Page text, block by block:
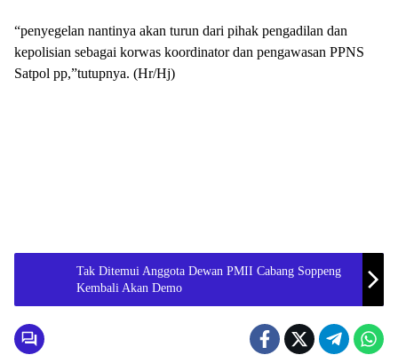
“penyegelan nantinya akan turun dari pihak pengadilan dan
kepolisian sebagai korwas koordinator dan pengawasan PPNS
Satpol pp,”tutupnya. (Hr/Hj)
Tak Ditemui Anggota Dewan PMII Cabang Soppeng
Kembali Akan Demo